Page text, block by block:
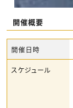
開催概要
開催日時
スケジュール